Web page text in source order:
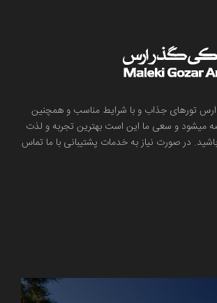
تورهای جذاب و با شرایط مناسب و همچنین
میشود و سعی ما این است بهترین تجربه و لذت
در صورت نیاز به خدمات پشتیبانی با ما تماس